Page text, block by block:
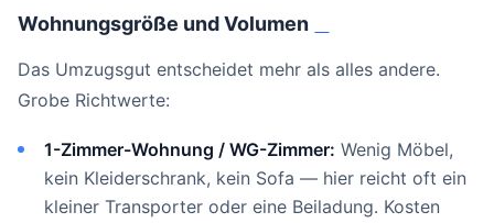
Wohnungsgröße und Volumen
Das Umzugsgut entscheidet mehr als alles andere.
Grobe Richtwerte:
1-Zimmer-Wohnung / WG-Zimmer: Wenig Möbel,
kein Kleiderschrank, kein Sofa — hier reicht oft ein
kleiner Transporter oder eine Beiladung. Kosten